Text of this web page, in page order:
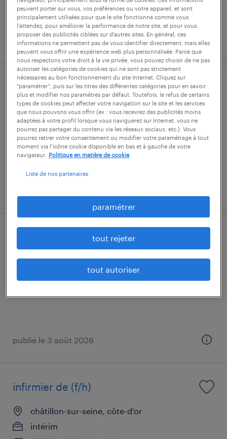
publié le 27 juillet 2026
mécanicien régleur (f/h)
châtillon-sur-seine, côte-d'or
intérim
13,40 € par heure
châtillon-sur-seine, côte-d'or
publié le 3 août 2026
infirmier de (f/h)
châtillon-sur-seine, côte-d'or
intérim
peuvent porter sur vous, vos préférences ou votre appareil, et sont
principalement utilisées pour que le site fonctionne comme vous
l’attendez, pour améliorer la performance de notre site, et pour vous
proposer des publicités ciblées sur d’autres sites. En général, ces
informations ne permettent pas de vous identifier directement, mais elles
peuvent vous offrir une expérience web plus personnalisée. Parce que
nous respectons votre droit à la vie privée, vous pouvez choisir de ne pas
autoriser les catégories de cookies qui ne sont pas strictement
nécessaires au bon fonctionnement du site Internet. Cliquez sur
“paramétrer”, puis sur les titres des différentes catégories pour en savoir
plus et modifier nos paramètres par défaut. Toutefois, le refus de certains
types de cookies peut affecter votre navigation sur le site et les services
que nous pouvons vous offrir (ex : vous recevrez des publicités moins
adaptées à votre profil lorsque vous naviguerez sur Internet, vous ne
pourrez pas partager du contenu via les réseaux sociaux, etc.). Vous
pourrez retirer votre consentement ou modifier votre paramétrage à tout
moment via l’icône cookie disponible en bas et à gauche de votre
navigateur.
Politique en matière de cookie
Liste de nos partenaires
paramétrer
tout rejeter
tout autoriser